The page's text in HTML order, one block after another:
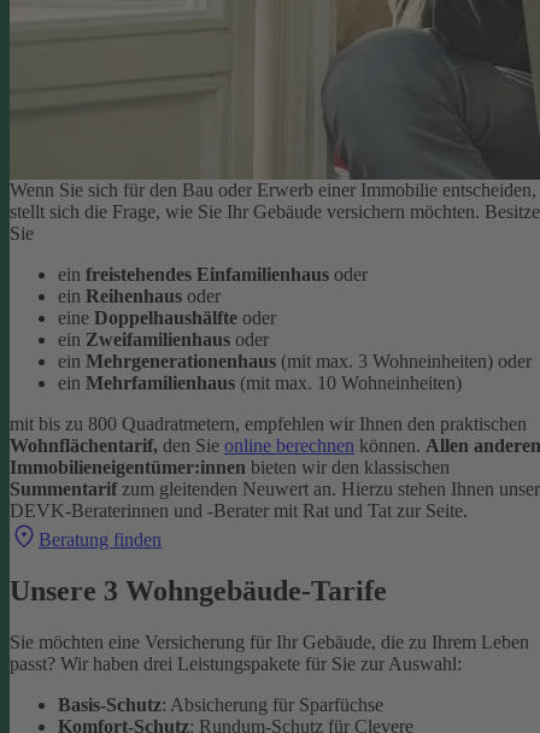
Wenn Sie sich für den Bau oder Erwerb einer Immobilie entscheiden,
stellt sich die Frage, wie Sie Ihr Gebäude versichern möchten.
Sie
ein freistehendes Einfamilienhaus oder
ein Reihenhaus oder
eine Doppelhaushälfte oder
ein Zweifamilienhaus oder
ein Mehrgenerationenhaus (mit max. 3 Wohneinheiten) oder
ein Mehrfamilienhaus (mit max. 10 Wohneinheiten)
mit bis zu 800 Quadratmetern, empfehlen wir Ihnen den praktischen
Wohnflächentarif, den Sie online berechnen können. Allen anderen
Immobilieneigentümer:innen bieten wir den klassischen
Summentarif zum gleitenden Neuwert an. Hierzu stehen Ihnen
DEVK-Beraterinnen und -Berater mit Rat und Tat zur Seite.
Beratung finden
Unsere 3 Wohngebäude-Tarife
Sie möchten eine Versicherung für Ihr Gebäude, die zu Ihrem Leben
passt? Wir haben drei Leistungspakete für Sie zur Auswahl:
Basis-Schutz: Absicherung für Sparfüchse
Komfort-Schutz: Rundum-Schutz für Clevere